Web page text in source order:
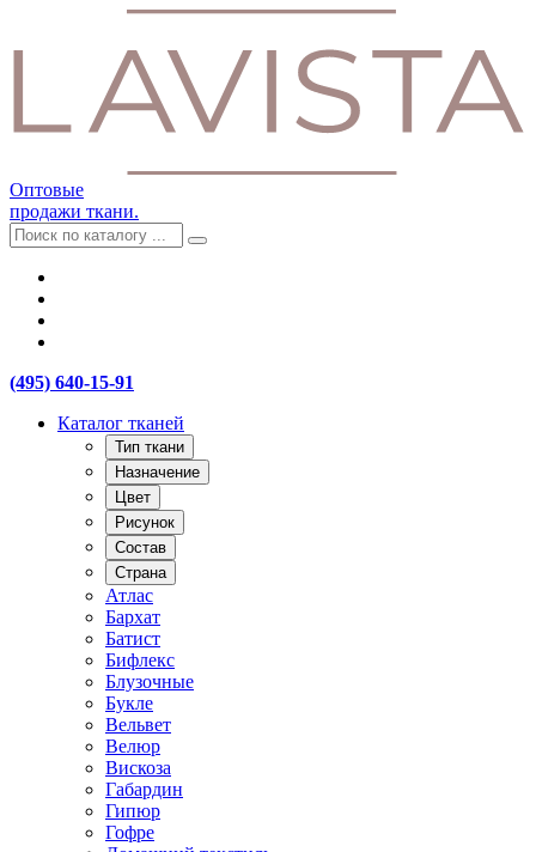
Оптовые
продажи ткани.
(495) 640-15-91
Каталог тканей
Тип ткани
Назначение
Цвет
Рисунок
Состав
Страна
Атлас
Бархат
Батист
Бифлекс
Блузочные
Букле
Вельвет
Велюр
Вискоза
Габардин
Гипюр
Гофре